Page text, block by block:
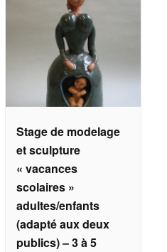
Stage de modelage
et sculpture
« vacances
scolaires »
adultes/enfants
(adapté aux deux
publics) – 3 à 5